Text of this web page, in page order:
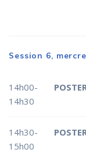
Session 6,
14h00-
14h30
14h30-
15h00